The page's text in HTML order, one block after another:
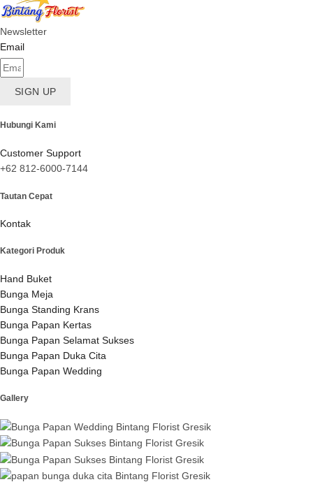
Newsletter
Email
SIGN UP
Hubungi Kami
Customer Support
+62 812-6000-7144
Tautan Cepat
Kontak
Kategori Produk
Hand Buket
Bunga Meja
Bunga Standing Krans
Bunga Papan Kertas
Bunga Papan Selamat Sukses
Bunga Papan Duka Cita
Bunga Papan Wedding
Gallery